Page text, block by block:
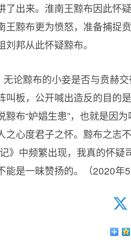
了出来。淮南王黥布因此怀
王黥布更为愤怒，准备捕捉
刘邦从此怀疑黥布。
无论黥布的小妾是否与贲赫
叫板，公开喊出造反的目的
黥布“妒娼生患”，也就是因
之心度君子之怀。黥布之志
》中频繁出现，我真的怀
能是一昧赞扬的。（2020年5